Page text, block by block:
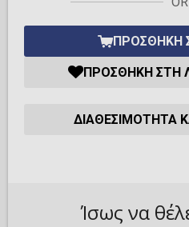
ΠΡΟΣΘΉΚΗ
ΠΡΟΣΘΉΚΗ ΣΤΗ
ΔΙΑΘΕΣΙΜΌΤΗΤΑ
Ίσως να